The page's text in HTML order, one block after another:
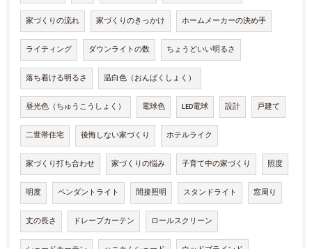
家づくりの流れ 家づくりのきっかけ ホームメーカーの決め手
ライティング ダウンライトの数 ちょうどいい明るさ
落ち着ける明るさ 温白色（おんぱくしょく）
昼光色（ちゅうこうしょく） 電球色 LED電球 設計 戸建て
二世帯住宅 後悔しない家づくり ホテルライク
家づくり打ち合わせ 家づくりの悩み 子育て中の家づくり 照度
明度 ペンダントライト 間接照明 スタンドライト 窓周り
丈の長さ ドレープカーテン ロールスクリーン